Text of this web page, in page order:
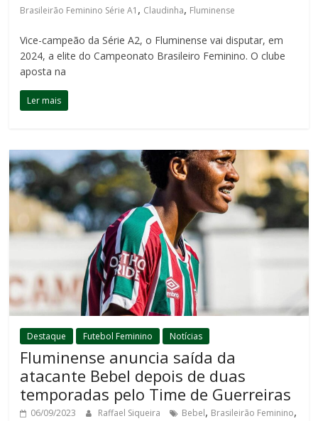
Brasileirão Feminino Série A1 , Claudinha, Fluminense
Vice-campeão da Série A2, o Fluminense vai disputar, em
2024, a elite do Campeonato Brasileiro Feminino. O clube
aposta na
Ler mais
Destaque Futebol Feminino Notícias
Fluminense anuncia saída da
atacante Bebel depois de duas
temporadas pelo Time de Guerreiras
06/09/2023 Raffael Siqueira Bebel, Brasileirão Feminino,